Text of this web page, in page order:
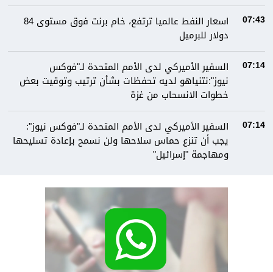
07:43
اسعار النفط عالميا ترتفع، خام برنت فوق مستوى 84
دولار للبرميل
07:14
السفير الأميركي لدى الأمم المتحدة لـ"فوكس
نيوز":نتنياهو لديه تحفظات بشأن ترتيب وتوقيت بعض
خطوات الانسحاب من غزة
07:14
السفير الأميركي لدى الأمم المتحدة لـ"فوكس نيوز":
يجب أن تنزع حماس سلاحها ولن نسمح بإعادة تسليحها
ومهاجمة "إسرائيل"